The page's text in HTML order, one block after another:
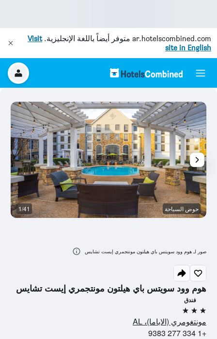
ar.hotelscombined.com متوفر أيضاً باللغة الإنجليزية.Visit
site in English
هوم وود سويتس باي هيلتون مونتجمري إيست تشايس
فندق
3 نجوم
مونتغومري (الاباما)، AL
+1 334 277 9383
حوض السباحة 1/41
صور لـ هوم وود سويتس باي هيلتون مونتجمري إيست تشايس